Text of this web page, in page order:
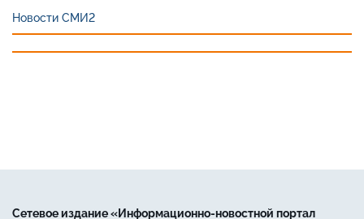
Новости СМИ2
Сетевое издание «Информационно-новостной портал